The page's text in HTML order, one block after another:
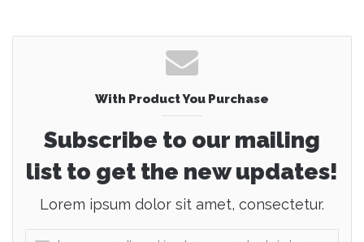
With Product You Purchase
Subscribe to our mailing
list to get the new updates!
Lorem ipsum dolor sit amet, consectetur.